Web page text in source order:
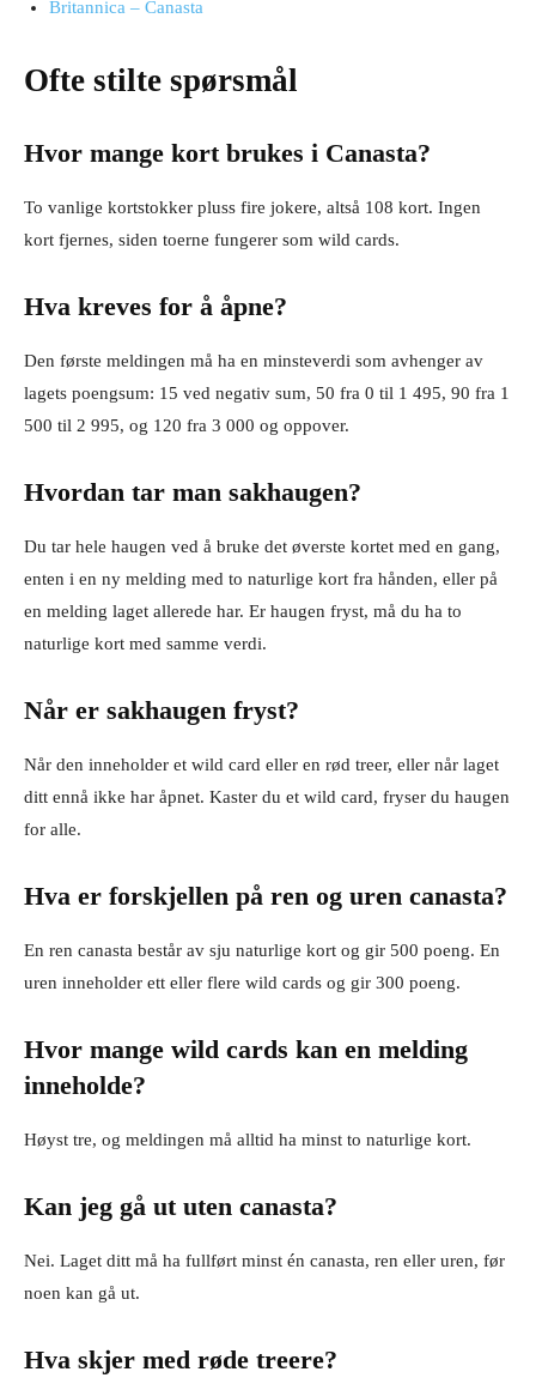
Britannica – Canasta
Ofte stilte spørsmål
Hvor mange kort brukes i Canasta?
To vanlige kortstokker pluss fire jokere, altså 108 kort. Ingen
kort fjernes, siden toerne fungerer som wild cards.
Hva kreves for å åpne?
Den første meldingen må ha en minsteverdi som avhenger av
lagets poengsum: 15 ved negativ sum, 50 fra 0 til 1 495, 90 fra 1
500 til 2 995, og 120 fra 3 000 og oppover.
Hvordan tar man sakhaugen?
Du tar hele haugen ved å bruke det øverste kortet med en gang,
enten i en ny melding med to naturlige kort fra hånden, eller på
en melding laget allerede har. Er haugen fryst, må du ha to
naturlige kort med samme verdi.
Når er sakhaugen fryst?
Når den inneholder et wild card eller en rød treer, eller når laget
ditt ennå ikke har åpnet. Kaster du et wild card, fryser du haugen
for alle.
Hva er forskjellen på ren og uren canasta?
En ren canasta består av sju naturlige kort og gir 500 poeng. En
uren inneholder ett eller flere wild cards og gir 300 poeng.
Hvor mange wild cards kan en melding
inneholde?
Høyst tre, og meldingen må alltid ha minst to naturlige kort.
Kan jeg gå ut uten canasta?
Nei. Laget ditt må ha fullført minst én canasta, ren eller uren, før
noen kan gå ut.
Hva skjer med røde treere?